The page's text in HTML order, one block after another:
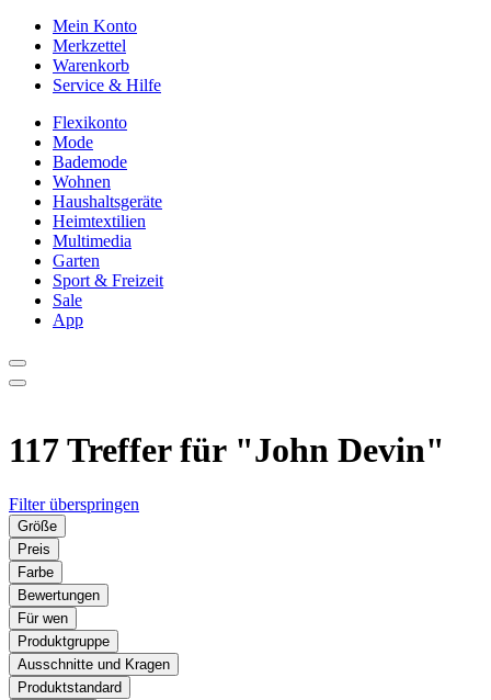
Mein Konto
Merkzettel
Warenkorb
Service & Hilfe
Flexikonto
Mode
Bademode
Wohnen
Haushaltsgeräte
Heimtextilien
Multimedia
Garten
Sport & Freizeit
Sale
App
117 Treffer für "John Devin"
Filter überspringen
Größe
Preis
Farbe
Bewertungen
Für wen
Produktgruppe
Ausschnitte und Kragen
Produktstandard